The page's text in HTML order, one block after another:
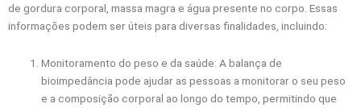
de gordura corporal, massa magra e água presente no corpo. Essas
informações podem ser úteis para diversas finalidades, incluindo:
Monitoramento do peso e da saúde: A balança de
bioimpedância pode ajudar as pessoas a monitorar o seu peso
e a composição corporal ao longo do tempo, permitindo que